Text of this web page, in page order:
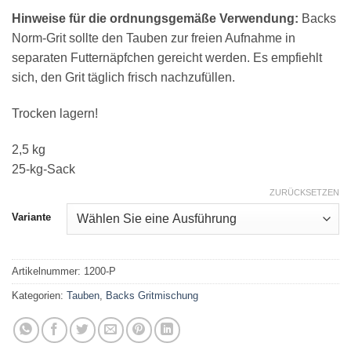
Hinweise für die ordnungsgemäße Verwendung: Backs
Norm-Grit sollte den Tauben zur freien Aufnahme in
separaten Futternäpfchen gereicht werden. Es empfiehlt
sich, den Grit täglich frisch nachzufüllen.
Trocken lagern!
2,5 kg
25-kg-Sack
Variante
ZURÜCKSETZEN
Artikelnummer: 1200-P
Kategorien: Tauben Backs Gritmischung